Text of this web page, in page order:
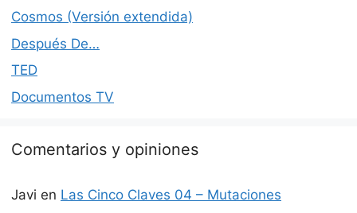
Cosmos (Versión extendida)
Después De…
TED
Documentos TV
Comentarios y opiniones
Javi en Las Cinco Claves 04 – Mutaciones